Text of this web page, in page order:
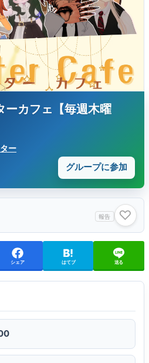
ーカフェ【毎週木曜
ー
グループに参加
報告 ♡
シェア はてブ 送る